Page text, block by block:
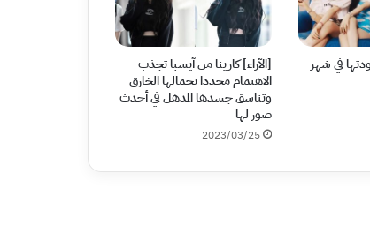
في شهر
[الآراء] كارينا من آيسبا تجذب
الاهتمام مجددا بجمالها الخارق
وتناسق جسدها المذهل في أحدث
صور لها
2023/03/25